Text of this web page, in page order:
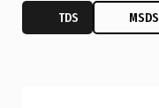
TDS MSDS